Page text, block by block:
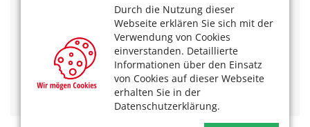
Durch die Nutzung dieser
Webseite erklären Sie sich mit der
Verwendung von Cookies
einverstanden. Detaillierte
Informationen über den Einsatz
von Cookies auf dieser Webseite
erhalten Sie in der
Datenschutzerklärung.
Modelle können unterschiedliche Vorschriften gelten. In
Elektrofahrrad – aber sicher! werden diese
und weitere Fragen beantwortet.
Das könnte Sie auch interessieren:
Mit dem Pedelec sicher ans Ziel
E-Bike-Kurse: mit Können in die Kurve